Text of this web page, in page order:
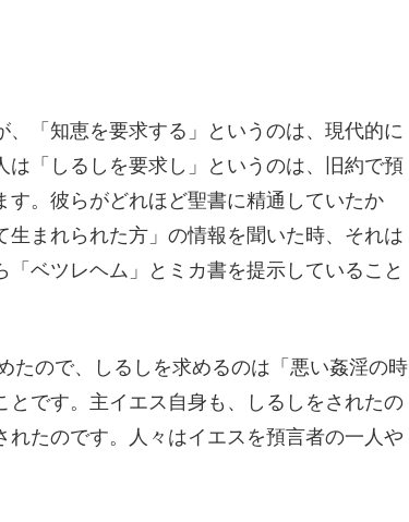
「知恵を要求する」というのは、現代的に
「しるしを要求し」というのは、旧約で預
。彼らがどれほど聖書に精通していたか
まれられた方」の情報を聞いた時、それは
ベツレヘム」とミカ書を提示していること
たので、しるしを求めるのは「悪い姦淫の時
です。主イエス自身も、しるしをされたの
たのです。人々はイエスを預言者の一人や